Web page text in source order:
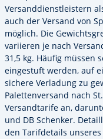
Versanddienstleistern
auch der Versand von
möglich. Die
variieren je nach
31,5 kg. Häufig müssen
eingestuft werden, auf
sichere Verladung zu
Palettenversand nach
Versandtarife an,
und DB Schenker.
den Tarifdetails